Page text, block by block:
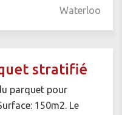
Waterloo
stratifié
parquet pour
150m2. Le